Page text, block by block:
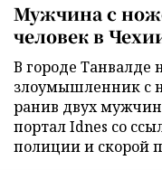
Мужчина с
человек в
В городе Танвалде
злоумышленник с
ранив двух
портал Idnes со
полиции и скорой